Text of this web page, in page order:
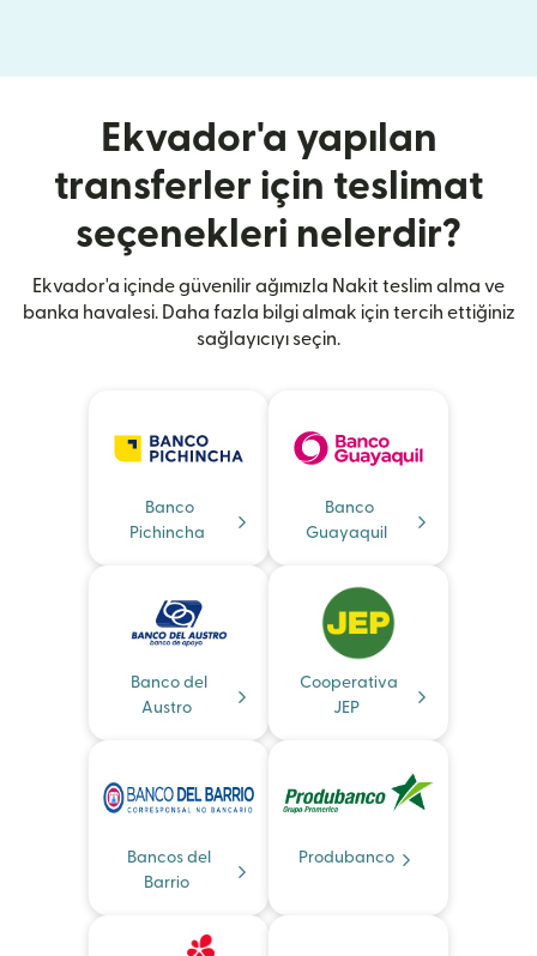
Ekvador'a yapılan
transferler için teslimat
seçenekleri nelerdir?
Ekvador'a içinde güvenilir ağımızla Nakit teslim alma ve
banka havalesi. Daha fazla bilgi almak için tercih ettiğiniz
sağlayıcıyı seçin.
Banco
Pichincha
Banco
Guayaquil
Banco del
Austro
Cooperativa
JEP
Bancos del
Barrio
Produbanco